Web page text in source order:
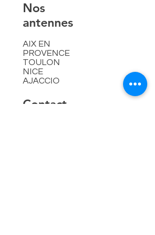
​Nos
antennes
AIX EN
PROVENCE
TOULON
NICE
AJACCIO​
Contact